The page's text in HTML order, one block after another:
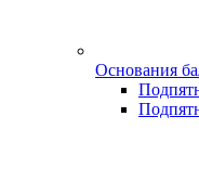
Основания